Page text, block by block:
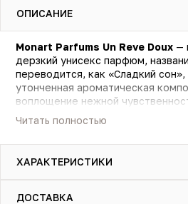
ОПИСАНИЕ
Monart Parfums Un Reve Doux —
дерзкий унисекс парфюм,
переводится, как «Сладкий сон»,
утонченная ароматическая
воплощение нежной
сладости и волнующих романтичных
сверкающими цитрусовыми
сладкими сочными фруктовыми
жасмина и медового пиона,
элегантных древесных нот,
Читать полностью
ХАРАКТЕРИСТИКИ
ДОСТАВКА